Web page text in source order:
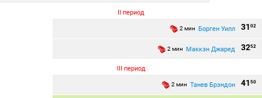
II период
31 02
2 мин Борген Уилл
3252
2 мин Маккэн Джаред
III период
41 50
2 мин Танев Брэндон